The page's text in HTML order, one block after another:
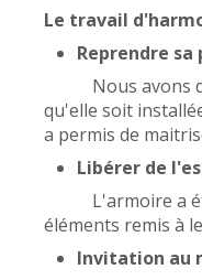
Le travail
Reprendre sa
Nous avons
qu'elle soit
a permis de
Libérer de
L'armoire a été
éléments remis
Invitation au